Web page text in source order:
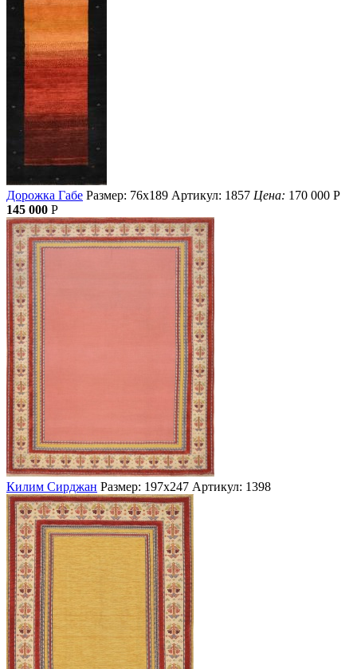
Дорожка Габе Размер: 76х189 Артикул: 1857 Цена: 170 000 Р
145 000 Р
Килим Сирджан Размер: 197х247 Артикул: 1398